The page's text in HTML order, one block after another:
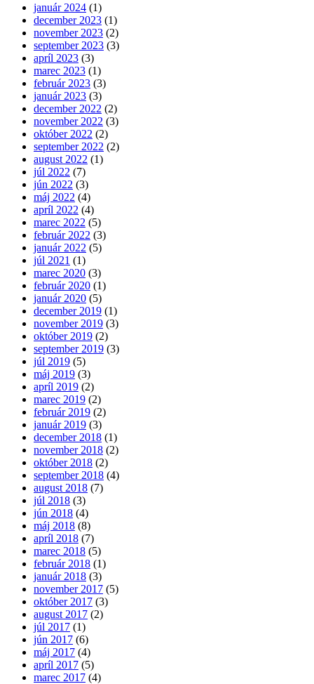
január 2024 (1)
december 2023 (1)
november 2023 (2)
september 2023 (3)
apríl 2023 (3)
marec 2023 (1)
február 2023 (3)
január 2023 (3)
december 2022 (2)
november 2022 (3)
október 2022 (2)
september 2022 (2)
august 2022 (1)
júl 2022 (7)
jún 2022 (3)
máj 2022 (4)
apríl 2022 (4)
marec 2022 (5)
február 2022 (3)
január 2022 (5)
júl 2021 (1)
marec 2020 (3)
február 2020 (1)
január 2020 (5)
december 2019 (1)
november 2019 (3)
október 2019 (2)
september 2019 (3)
júl 2019 (5)
máj 2019 (3)
apríl 2019 (2)
marec 2019 (2)
február 2019 (2)
január 2019 (3)
december 2018 (1)
november 2018 (2)
október 2018 (2)
september 2018 (4)
august 2018 (7)
júl 2018 (3)
jún 2018 (4)
máj 2018 (8)
apríl 2018 (7)
marec 2018 (5)
február 2018 (1)
január 2018 (3)
november 2017 (5)
október 2017 (3)
august 2017 (2)
júl 2017 (1)
jún 2017 (6)
máj 2017 (4)
apríl 2017 (5)
marec 2017 (4)